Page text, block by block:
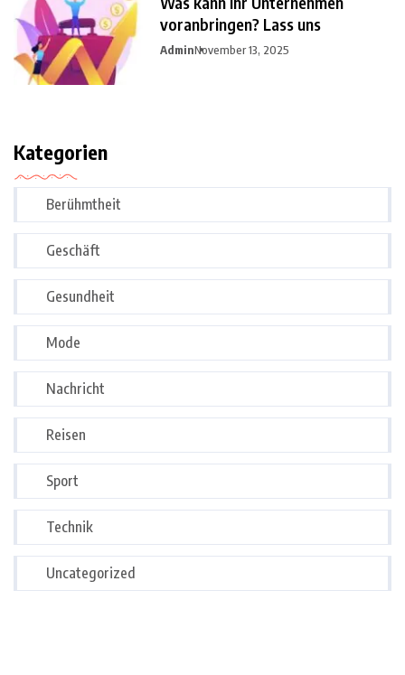
voranbringen? Lass uns
AdminNovember 13, 2025
Kategorien
Berühmtheit
Geschäft
Gesundheit
Mode
Nachricht
Reisen
Sport
Technik
Uncategorized